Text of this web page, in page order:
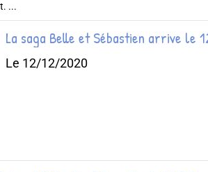
...
La saga Belle et Sébastien arrive le
Le 12/12/2020